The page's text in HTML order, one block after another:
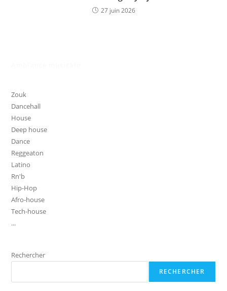
27 juin 2026
Zouk
Dancehall
House
Deep house
Dance
Reggeaton
Latino
Rn'b
Hip-Hop
Afro-house
Tech-house
...
Rechercher
RECHERCHER